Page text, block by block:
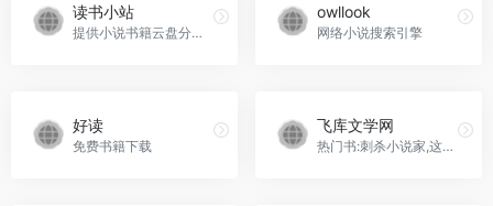
读书小站
提供小说书籍云盘分享下载链接，网盘地址可直接获取
owllook
网络小说搜索引擎
好读
免费书籍下载
飞库文学网
热门书:刺杀小说家,这里是中国,你是我的荣耀,三体_飞库中文网是广大书友最喜欢的文学小说阅读网，网站收录了最好最全的经典精品图书，免费提供高质量的图书小说阅读，是广大文学小说爱好者必备的文学阅读网。